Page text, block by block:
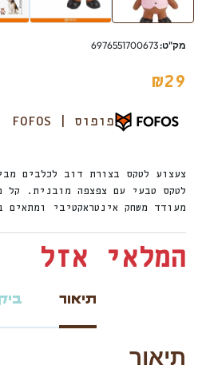
מק"ט:6976551700673
₪29
פופוס | FOFOS
לטקס טבעי עם צפצפה מובנית. קל
מעודד משחק אינטראקטיבי ומתאים
המלאי אזל
תיאור
תיאור